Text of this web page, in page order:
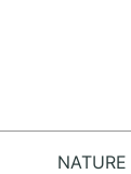
NATURE